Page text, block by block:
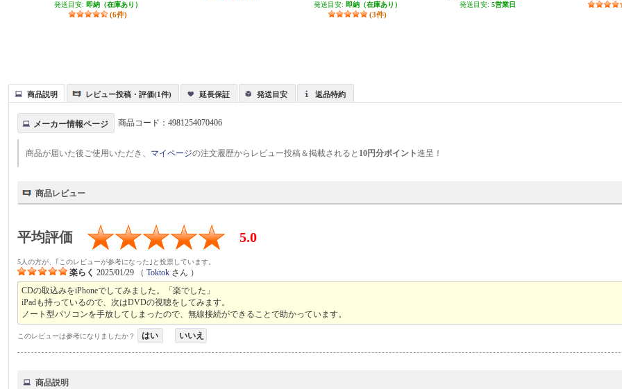
発送目安: 即納（在庫あり）
(6件)
発送目安: 即納（在庫あり）
(3件)
発送目安: 5営業日
商品説明 レビュー投稿・評価(1件) 延長保証 発送目安 返品特約
メーカー情報ページ 商品コード：4981254070406
商品が届いた後ご使用いただき、 マイページの注文履歴からレビュー投稿＆掲載されると 10円分ポイント進呈！
商品レビュー
平均評価 5.0
5人の方が、｢このレビューが参考になった｣と投票しています。
楽らく 2025/01/29 （Toktok さん ）
CDの取込みをiPhoneでしてみました。「楽でした」
iPadも持っているので、次はDVDの視聴をしてみます。
ノート型パソコンを手放してしまったので、無線接続ができることで助かっています。
このレビューは参考になりましたか？ はい いいえ
商品説明